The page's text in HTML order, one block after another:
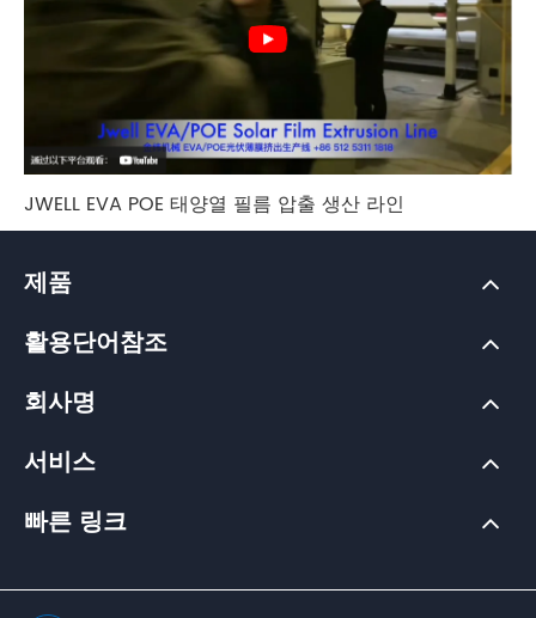
JWELL EVA POE 태양열 필름 압출 생산 라인
제품
활용단어참조
회사명
서비스
빠른 링크